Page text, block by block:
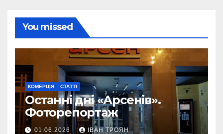
You missed
КОМЕРЦІЯ СТАТТІ
Останні дні «Арсенів».
Фоторепортаж
01.06.2026 ІВАН ТРОЯН